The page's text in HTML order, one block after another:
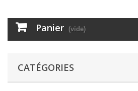
Panier (vide)
CATÉGORIES